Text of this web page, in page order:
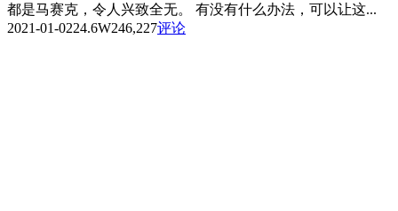
都是马赛克，令人兴致全无。 有没有什么办法，可以让这...
2021-01-0224.6W246,227评论